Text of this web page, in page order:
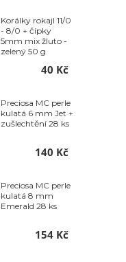
Korálky rokajl 11/0
- 8/0 + čípky
5mm mix žluto -
zelený 50 g
40 Kč
Preciosa MC perle
kulatá 6 mm Jet +
zušlechtění 28 ks
140 Kč
Preciosa MC perle
kulatá 8 mm
Emerald 28 ks
154 Kč